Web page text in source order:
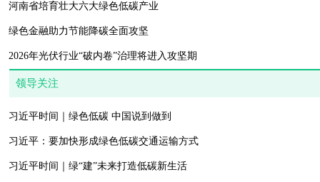
河南省培育壮大六大绿色低碳产业
绿色金融助力节能降碳全面攻坚
2026年光伏行业“破内卷”治理将进入攻坚期
领导关注
习近平时间｜绿色低碳 中国说到做到
习近平：要加快形成绿色低碳交通运输方式
习近平时间｜绿“建”未来打造低碳新生活